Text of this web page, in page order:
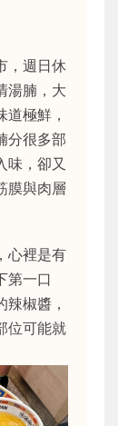
，週日休
湯腩，大
極鮮，
分很多部
味，卻又
膜與肉層
心裡是有
第一口
椒醬，
位可能就